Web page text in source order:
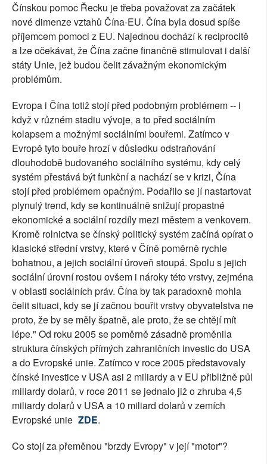
Čínskou pomoc Řecku je třeba považovat za začátek
nové dimenze vztahů Čína-EU. Čína byla dosud spíše
příjemcem pomoci z EU. Najednou dochází k reciprocitě
a lze očekávat, že Čína začne finančně stimulovat i další
státy Unie, jež budou čelit závažným ekonomickým
problémům.
Evropa i Čína totiž stojí před podobným problémem -- i
když v různém stadiu vývoje, a to před sociálním
kolapsem a možnými sociálními bouřemi. Zatímco v
Evropě tyto bouře hrozí v důsledku odstraňování
dlouhodobě budovaného sociálního systému, kdy celý
systém přestává být funkční a nachází se v krizi, Čína
stojí před problémem opačným. Podařilo se jí nastartovat
plynulý trend, kdy se kontinuálně snižují propastné
ekonomické a sociální rozdíly mezi městem a venkovem.
Kromě rolnictva se čínský politický systém začíná opírat o
klasické střední vrstvy, které v Číně poměrně rychle
bohatnou, a jejich sociální úroveň stoupá. Spolu s jejich
sociální úrovní rostou ovšem i nároky této vrstvy, zejména
v oblasti sociálních práv. Čína by tak paradoxně mohla
čelit situaci, kdy se jí začnou bouřit vrstvy obyvatelstva ne
proto, že by se měly špatně, ale proto, že se chtějí mít
lépe." Od roku 2005 se poměrně zásadně proměnila
struktura čínských přímých zahraničních investic do USA
a do Evropské unie. Zatímco v roce 2005 představovaly
čínské investice v USA asi 2 miliardy a v EU přibližně půl
miliardy dolarů, v roce 2011 se jednalo již o zhruba 4,5
miliardy dolarů v USA a 10 miliard dolarů v zemích
Evropské unie ZDE.
Co stojí za přeměnou "brzdy Evropy" v její "motor"?